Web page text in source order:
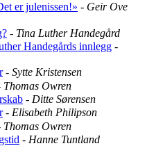
er julenissen!» - Geir Ove
- Tina Luther Handegård
Handegårds innlegg -
- Sytte Kristensen
Thomas Owren
- Ditte Sørensen
- Elisabeth Philipson
Thomas Owren
- Hanne Tuntland